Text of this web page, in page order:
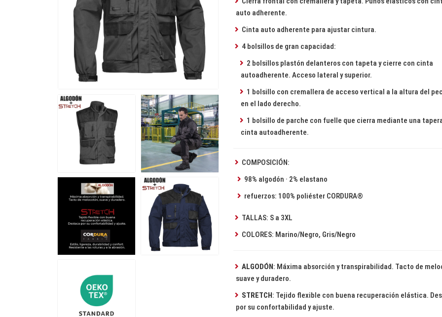
auto adherente.
Cinta auto adherente para ajustar cintura.
4 bolsillos de gran capacidad:
2 bolsillos plastón delanteros con tapeta y cierre con cinta
autoadherente. Acceso lateral y superior.
1 bolsillo con cremallera de acceso vertical a la altura del
en el lado derecho.
1 bolsillo de parche con fuelle que cierra mediante una
cinta autoadherente.
COMPOSICIÓN:
98% algodón · 2% elastano
refuerzos: 100% poliéster CORDURA®
TALLAS: S a 3XL
COLORES: Marino/Negro, Gris/Negro
ALGODÓN : Máxima absorción y transpirabilidad. Tacto de
suave y duradero.
STRETCH : Tejido flexible con buena recuperación elástica.
por su confortabilidad y ajuste.